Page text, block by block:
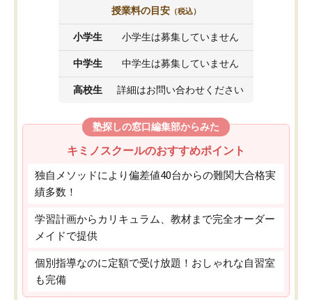
授業料の目安 （税込）
小学生 小学生は募集していません
中学生 中学生は募集していません
高校生 詳細はお問い合わせください
塾探しの窓口編集部からみた
キミノスクールのおすすめポイント
独自メソッドにより偏差値40台からの難関大合格実
績多数！
学習計画からカリキュラム、教材まで完全オーダー
メイドで提供
個別指導なのに定額で受け放題！おしゃれな自習室
も完備